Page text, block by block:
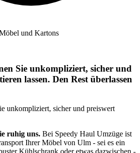
und Kartons
Sie unkompliziert, sicher und
lassen. Den Rest überlassen
unkompliziert, sicher und preiswert
ruhig uns. Bei Speedy Haul Umzüge ist
Ihrer Möbel von Ulm - sei es ein